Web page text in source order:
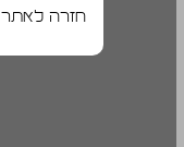
חזרה לאתר